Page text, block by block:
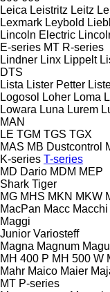
Leica Leistritz Leitz
Lexmark Leybold
Lincoln Electric
E-series MT R-series
Lindner Linx Lippelt
DTS
Lista Lister Petter
Logosol
Loher Loma
Lowara Luna Lurem
MAN
LE TGM TGS TGX
MAS MB Dustcontrol
K-series T-series
MD Dario MDM MEP
Shark Tiger
MG MHS MKN MKW
MacPan Macc Macchi
Maggi
Junior Variosteff
Magna Magnum
MH 400 P MH 500 W
Mahr Maico Maier
MT P-series